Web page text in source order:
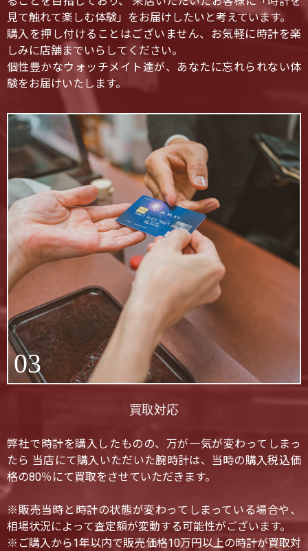
見て触れて楽しむ体験」をお届けしたいと考えています。
購入を押し付けることはございません、お気軽に時計を楽
しみに店舗までいらしてください。
個性豊かなウォッチメイト達が、あなたに忘れられない体
験をお届けいたします。
03
買取対応
弊社で時計を購入したものの、万が一気が変わってしまっ
たら 当店にて購入いただいた腕時計は、当時の購入税込価
格の80％にて買取をさせていただきます。
※販売当時と時計の状態が変わってしまっている場合や、
相場状況によって査定額が変動する可能性がございます。
※ご購入から1年以内で販売価格10万円以上の時計が買取対